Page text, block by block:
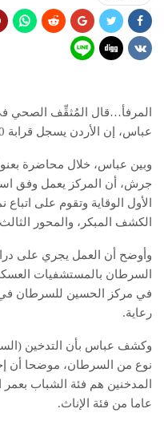
المرفأ…قال المُثقِّف الصحي
عباس، إن الأردن يسجل قرابة 10 آلاف إصابة بالسرطان سنويا.
وبين عباس، خلال محاضرة
الأول الوقاية وتقوم على
الكشف المبكر، والمحور
وأوضح أن العمل يجري على
السرطان بالمستشفيات
في مركز الحسين للسرطان في
رعاية.
نوع من السرطان، موضحا أن
عاما من فئة الإناث.